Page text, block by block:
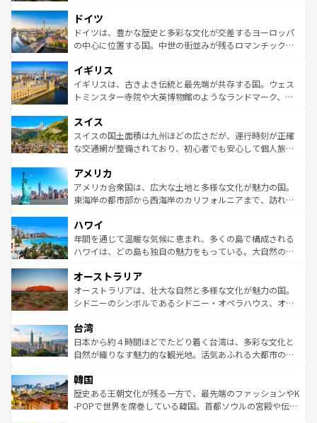
の城塞都市、穏やかなビーチリゾートまで多彩な表情を見
せる。地方によって風土や気候が異なるスペインはその個
性で訪れる人を魅了する。 なお、新着のスペイン情報はコ
で、幅広い魅力が詰まっている。華麗な宮殿、歴史的な大
聖堂、美しいビーチ、そして豊かな自然が、訪れる者を心
から魅了する。また、フランスは美食の国としても知ら
いる。シャンパンの発祥地であるランス、プロヴァンスの
香り高いラベンダー畑など、多彩な楽しみ方が可能だ。さ
らに、パリ以外の地域にも魅力が溢れており、どの街角に
れる地方に足を運ぶとそれぞれで全く異なる文化を体験で
きるだろう。 なお、新着のフランス情報はコンテンツ一覧
を参照してほしい。
ドイツ
ドイツは、豊かな歴史と多彩な文化が交差するヨーロッパ
の中心に位置する国。中世の街並みが残るロマンチック街
顔を持つこの国は、どこを歩いても飽きることがない。ベ
ルリンの文化的活気、バイエルン州のアルプスの絶景、そ
してライン川沿いのワイン畑といった風景は必見。ビール
は、お酒好きな人にはぜひ体験してほしい。 なお、新着の
ドイツ情報はコンテンツ一覧を参照してほしい。
イギリス
イギリスは、古きよき伝統と最先端が共存する国。ウェス
トミンスター寺院や大英博物館のようなランドマーク、歴
リアごとに異なる魅力がある。また、優雅なアフタヌーン
ティー、ビール好きにはたまらない英国パブ、サッカー観
戦など、本場だからこそできる体験も豊富。イギリスを旅
ンツ一覧を参照してほしい。
スイス
スイスの国土面積は九州ほどの広さだが、運行時刻が正確
な交通網が整備されており、初心者でも安心して個人旅行
の建物がそのまま残る町や、スイスならではのユニークな
博物館もあり、アルプス観光だけでなく町歩きも満喫する
ことができる。国民の所得が高いため物価も高いが、旅行
ば市内交通費無料で観光を楽しむこともできる。 なお、新
着のスイス情報はコンテンツ一覧 を参照してほしい。
アメリカ
アメリカ合衆国は、広大な土地と多様な文化が魅力の国。
東海岸の都市部から西海岸のカリフォルニアまで、訪れる
のような巨大都市は、観光、ショッピング、エンターテイ
ンメントが詰まった刺激的なスポットだ。一方、アメリカ
西部には大自然が広がり、グランドキャニオンやイエロー
部のニューオーリンズでは、音楽と美食が融合した独特の
文化が魅力。旅行者はアメリカの各地域で異なる魅力を楽
しみながら、その多様性と豊かな歴史を感じることができ
ならではの贅沢な旅のスタイルだ。 なお、新着のアメリカ
情報はコンテンツ一覧を参照してほしい。
ハワイ
年間を通じて温暖な気候に恵まれ、多くの島で構成される
ハワイは、どの島も独自の魅力をもっている。大自然の神
ワイ島は見逃せない。また、定番の観光地といえばオアフ
島だが、静かな自然を求めるならマウイ島やカウアイ島が
おすすめ。エメラルドグリーンに輝く海をはじめ、豊かな
れるおもてなしの心で訪れる人々を迎えてくれるハワイの
人々、おいしいローカルフードやハワイアンミュージッ
ク、伝統的なフラダンスなど、すべてがハワイの魅力を彩
ワイを、存分に味わってほしい。 なお、新着のハワイ情報
はコンテンツ一覧を参照してほしい。
オーストラリア
オーストラリアは、壮大な自然と多様な文化が魅力の国。
シドニーのシンボルであるシドニー・オペラハウス、オー
リアリーフや大陸中央部にそびえるウルル（エアーズロッ
ク）、タスマニアの美しい原生林やケアンズの熱帯雨林な
ど、見どころがたくさん。また、カフェやワイン、オージ
いる。アクティビティも充実しており、サーフィンやダイ
ビング、ハイキングなど、アウトドア好きにはたまらな
い。オーストラリアの多彩な魅力を存分に味わいつくそ
台湾
日本から約４時間ほどでたどり着く台湾は、多彩な文化と
自然が織りなす魅力的な観光地。活気あふれる大都市の台
ン）、静ひつな山岳地帯である台湾東部など、都市の喧騒
と山間の静けさが共存しており、訪れる人に新しい発見と
驚きをもたらしてくれる。また、奥深い台湾の食文化も魅
韓国
歴史ある王朝文化が残る一方で、最先端のファッションやK
-POPで世界を席巻している韓国。首都ソウルの宮殿や伝統